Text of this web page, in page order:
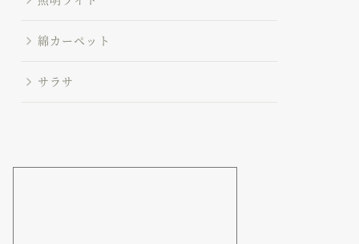
綿カーペット
サラサ